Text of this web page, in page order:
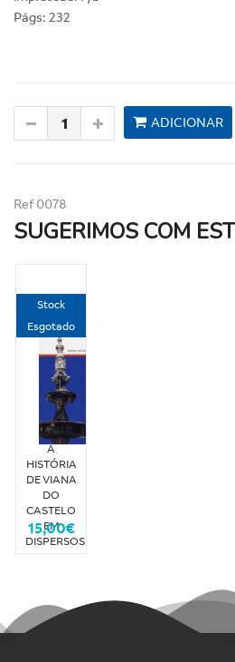
Págs: 232
ADICIONAR
Ref 0078
SUGERIMOS COM
A
HISTÓRIA
DE VIANA
DO
CASTELO
EM
DISPERSOS
15,00€
Stock
Esgotado